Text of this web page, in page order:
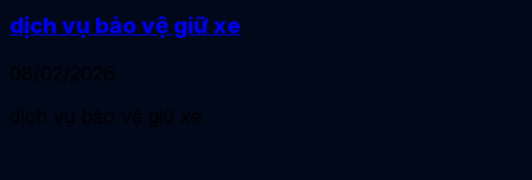
dịch vụ bảo vệ giữ xe
08/02/2026
dịch vụ bảo vệ giữ xe